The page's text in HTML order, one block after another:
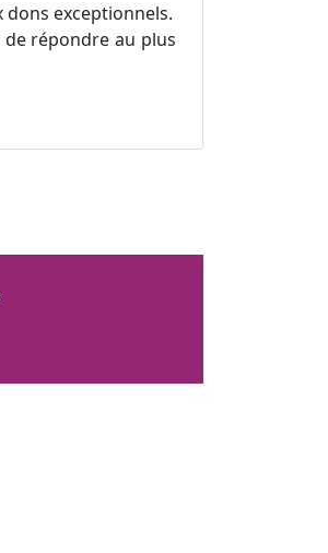
dons exceptionnels.
répondre au plus